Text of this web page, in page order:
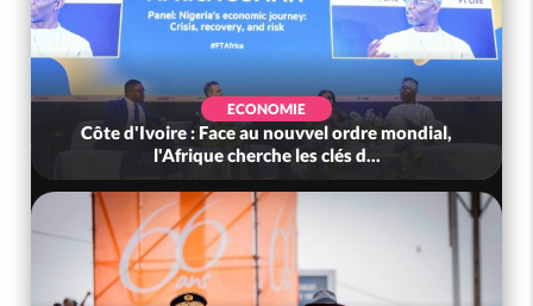
ECONOMIE
Côte d'Ivoire : Face au nouvvel ordre mondial,
l'Afrique cherche les clés d...